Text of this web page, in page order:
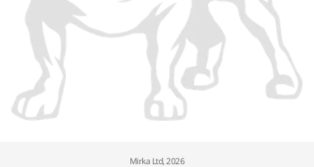
Mirka Ltd, 2026